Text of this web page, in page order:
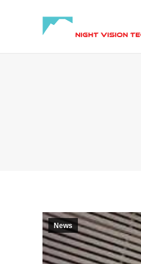
News